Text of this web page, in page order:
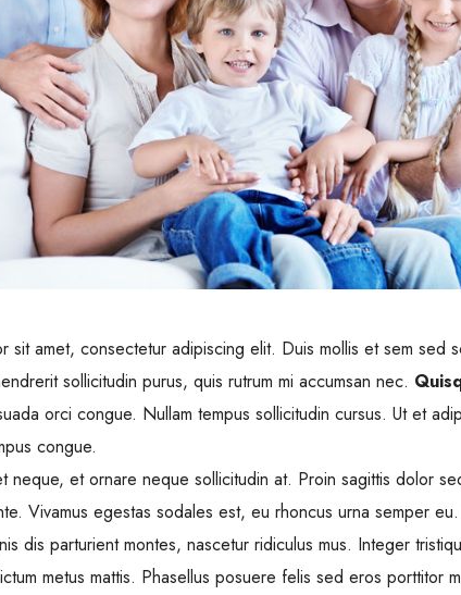
sit amet, consectetur adipiscing elit. Duis mollis et sem sed
sollicitudin purus, quis rutrum mi accumsan nec.
orci congue. Nullam tempus sollicitudin cursus. Ut et
congue.
neque, et ornare neque sollicitudin at. Proin sagittis dolor
Vivamus egestas sodales est, eu rhoncus urna semper
dis parturient montes, nascetur ridiculus mus. Integer
metus mattis. Phasellus posuere felis sed eros porttitor